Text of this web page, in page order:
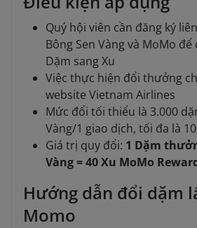
Quý hội viên cần đăng ký
Bông Sen Vàng và MoMo
Dặm sang Xu
Việc thực hiện đổi thưởng
website Vietnam Airlines
Mức đổi tối thiểu là 3.000
Vàng/1 giao dịch, tối đa là
Giá trị quy đổi: 1 Dặm
Vàng = 40 Xu MoMo
Hướng dẫn đổi dặm
Momo